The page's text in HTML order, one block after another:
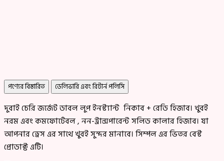
পণ্যের বিস্তারিত ডেলিভারি এবং রিটার্ন পলিসি
দুবাই চেরি জর্জেট ডাবল লুপ ইনস্ট্যান্ট নিকাব + রেডি হিজাব। খুবই
নরম এবং কমফোর্টেবল , নন-ট্রান্সপারেন্ট সলিড কালার হিজাব। যা
আপনার ড্রেস এর সাথে খুবই সুন্দর মানাবে। সিম্পল এর ভিতর বেস্ট
প্রোডাক্ট এটি।